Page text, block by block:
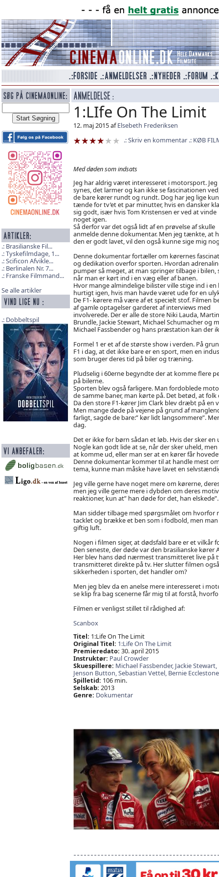
Brasilianske Fil...
Tyskefilmdage, 1...
Scificon Afvikle...
Berlinalen Nr. 7...
Franske Filmmand...
Se alle artikler
Dobbeltspil
1:LIfe On The Limit
12. maj 2015 afElsebeth Frederiksen
Skriv en kommentar
KØB
Med døden som indsats
Jeg har aldrig været interesseret i motorsport. Jeg
synes, det larmer og kan ikke se fascinationen
de bare kører rundt og rundt. Dog har jeg lige
tænde for tv’et et par minutter, hvis en dansker
sig godt, især hvis Tom Kristensen er ved at vinde
noget igen.
Så derfor var det også lidt af en prøvelse af skulle
anmelde denne dokumentar. Men jeg tænkte, at
den er godt lavet, vil den også kunne sige mig
Denne dokumentar fortæller om kørernes
og dedikation overfor sporten. Hvordan
pumper så meget, at man springer tilbage i bilen,
når man er kørt ind i en væg eller af banen.
Hvor mange almindelige bilister ville stige ind i en
hurtigt igen, hvis man havde været ude for en
De F1- kørere må være af et specielt stof. Filmen
af gamle optagelser garderet af interviews med
involverede. Der er alle de store Niki Lauda, Martin
Brundle, Jackie Stewart, Michael Schumacher
Michael Fassbender og hans præstation kan der
Formel 1 er et af de største show i verden. På
F1 i dag, at det ikke bare er en sport, men en
som bruger deres tid på biler og træning.
Pludselig i 60erne begyndte der at komme flere
på bilerne.
Sporten blev også farligere. Man fordoblede
de samme baner, man kørte på. Det betød, at folk
Da den store F1-kører Jim Clark blev dræbt på
Men mange døde på vejene på grund af
farligt, sagde de bare:” kør lidt langsommere”.
dag.
Det er ikke for børn sådan et løb. Hvis der sker
Nogle kan godt lide at se, når der sker uheld,
at komme ud, eller man ser at en kører får
Denne dokumentar kommer til at handle mest
tema, kunne man måske have lavet en
Jeg ville gerne have noget mere om kørerne,
men jeg ville gerne mere i dybden om deres
reaktioner, kun at” han døde for det, han elskede”.
Man sidder tilbage med spørgsmålet om hvorfor
tacklet og brække et ben som i fodbold, men
giftig luft.
Nogen i filmen siger, at dødsfald bare er et vilkår
Den seneste, der døde var den brasilianske kører
Her blev hans død nærmest transmitteret live på
transmitteret direkte på tv. Her slutter filmen
sikkerheden i sporten, det handler om?
Men jeg blev da en anelse mere interesseret i
se klip fra bag scenerne får mig til at forstå,
Filmen er venligst stillet til rådighed af:
Scanbox
Titel: 1:Life On The Limit
Original Titel: 1:Life On The Limit
Premieredato: 30. april 2015
Instruktør: Paul Crowder
Skuespillere: Michael Fassbender, Jackie Stewart,
Jenson Button,Sebastian Vettel, Bernie
Spilletid: 106 min.
Selskab: 2013
Genre: Dokumentar